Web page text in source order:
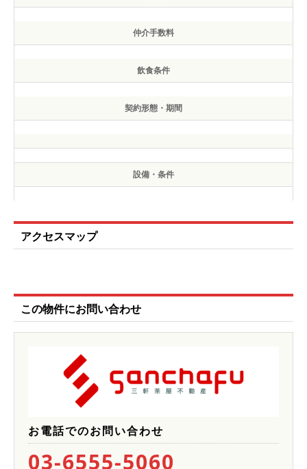
仲介手数料
飲食条件
契約形態・期間
設備・条件
アクセスマップ
この物件にお問い合わせ
お電話でのお問い合わせ
03-6555-5060